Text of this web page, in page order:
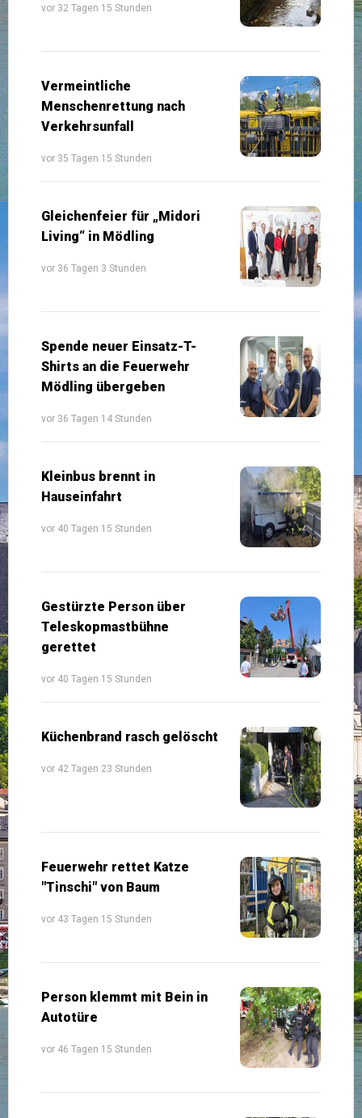
vor 32 Tagen 15 Stunden
Vermeintliche
Menschenrettung nach
Verkehrsunfall
vor 35 Tagen 15 Stunden
Gleichenfeier für „Midori
Living“ in Mödling
vor 36 Tagen 3 Stunden
Spende neuer Einsatz-T-
Shirts an die Feuerwehr
Mödling übergeben
vor 36 Tagen 14 Stunden
Kleinbus brennt in
Hauseinfahrt
vor 40 Tagen 15 Stunden
Gestürzte Person über
Teleskopmastbühne
gerettet
vor 40 Tagen 15 Stunden
Küchenbrand rasch gelöscht
vor 42 Tagen 23 Stunden
Feuerwehr rettet Katze
"Tinschi" von Baum
vor 43 Tagen 15 Stunden
Person klemmt mit Bein in
Autotüre
vor 46 Tagen 15 Stunden